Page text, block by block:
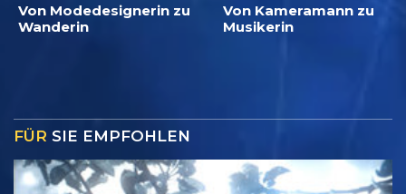
Von Modedesignerin zu
Wanderin
Von Kameramann zu
Musikerin
FÜR SIE EMPFOHLEN